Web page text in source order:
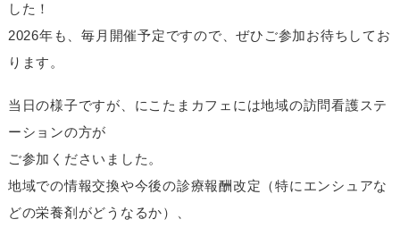
した！
2026年も、毎月開催予定ですので、ぜひご参加お待ちしてお
ります。
当日の様子ですが、にこたまカフェには地域の訪問看護ステ
ーションの方が
ご参加くださいました。
地域での情報交換や今後の診療報酬改定（特にエンシュアな
どの栄養剤がどうなるか）、